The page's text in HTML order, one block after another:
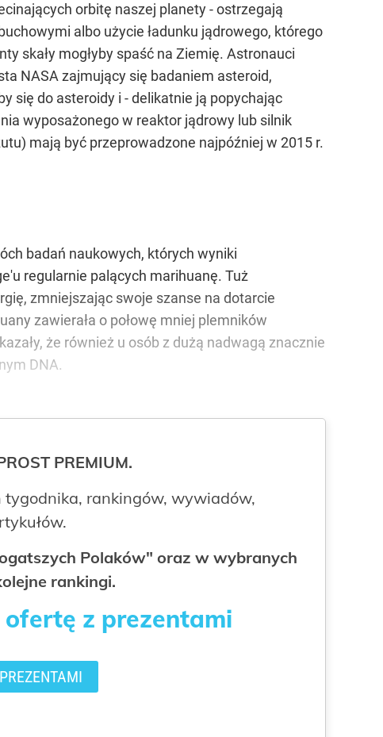
orbitę naszej planety - ostrzegają
albo użycie ładunku jądrowego, którego
skały mogłyby spaść na Ziemię. Astronauci
NASA zajmujący się badaniem asteroid,
się do asteroidy i - delikatnie ją popychając
wyposażonego w reaktor jądrowy lub silnik
mają być przeprowadzone najpóźniej w 2015 r.
badań naukowych, których wyniki
regularnie palących marihuanę. Tuż
zmniejszając swoje szanse na dotarcie
zawierała o połowę mniej plemników
że również u osób z dużą nadwagą znacznie
DNA.
PREMIUM.
rankingów, wywiadów,
Polaków" oraz w wybranych
rankingi.
z prezentami